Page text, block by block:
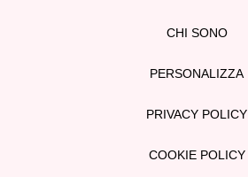
CHI SONO
PERSONALIZZA
PRIVACY POLICY
COOKIE POLICY